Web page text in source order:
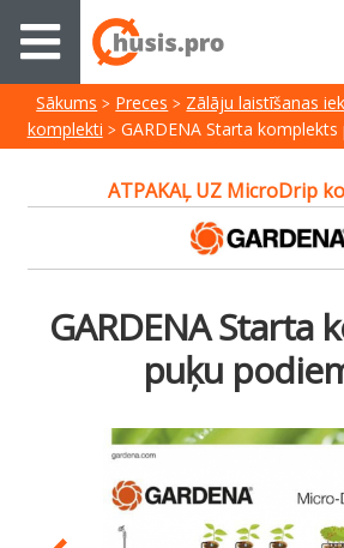
Sākums Preces Zālāju laistīšanas
komplekti
GARDENA Starta
ATPAKAĻ UZ MicroDrip
GARDENA Starta
puķu